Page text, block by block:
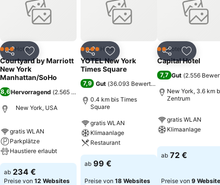
Schreibtisch. Ein Highspeed-Internetanschluss in allen Bereichen
und Beistellbetten sind vorhanden. Im Hotel befinden sich eine
Lobby, Hotelsafe, ein Fitnessraum und Café mit Bar. Kostenpflichtige
Konferenzraum vor. Weitere Dienstleistungen sind ein
Münzwaschautomat, Textilreinigung und freier Kaffee in der Lobby,
Zeitungen sowie ein Zimmerservice.
Teilen Zu Favoriten hinzufügen
3 SterneHotel
Courtyard by Marriott
New York
Manhattan/SoHo
8,6Hervorragend (2.565 Bewertungen
New York, USA
gratis WLAN
Parkplätze
Haustiere erlaubt
ab 234 €
Preise von 12 Websites
Teilen Zu Favoriten hinzufügen
4 SterneHotel
YOTEL New York
Times Square
7,9 Gut (36.093 Bewertungen
0.4 km bis Times
Square
gratis WLAN
Klimaanlage
Restaurant
ab 99 €
Preise von 18 Websites
Teilen Zu
2 Sterne
Hotel
Capital Hotel
7,7 Gut (2.556
New York, 3.6 km
Zentrum
gratis WLAN
Klimaanlage
ab 72 €
Preise von 9